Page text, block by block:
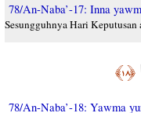
78/An-Naba’-17: Inna
Sesungguhnya Hari
﴿١٨﴾
78/An-Naba’-18: Yawma